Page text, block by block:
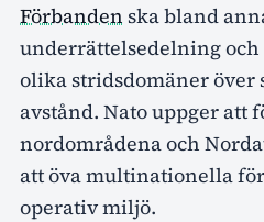
Förbanden ska bland
underrättelsedelning
olika stridsdomäner över
avstånd. Nato uppger
nordområdena och
att öva multinationella
operativ miljö.